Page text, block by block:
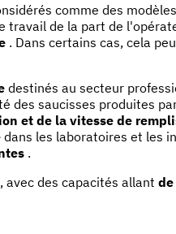
comme des modèles
travail de la part de
. Dans certains cas, cela
destinés au secteur
des saucisses produites
et de la vitesse de
dans les laboratoires et les
.
des capacités allant